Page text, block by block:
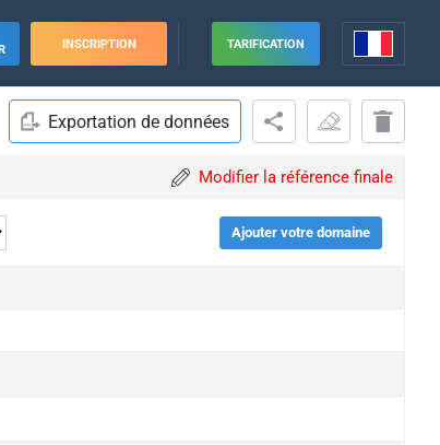
INSCRIPTION TARIFICATION
Exportation de données
Modifier la référence finale
Ajouter votre domaine